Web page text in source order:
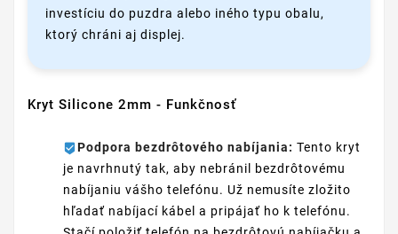
investíciu do puzdra alebo iného typu obalu,
ktorý chráni aj displej.
Kryt Silicone 2mm - Funkčnosť
Podpora bezdrôtového nabíjania: Tento kryt
je navrhnutý tak, aby nebránil bezdrôtovému
nabíjaniu vášho telefónu. Už nemusíte zložito
hľadať nabíjací kábel a pripájať ho k telefónu.